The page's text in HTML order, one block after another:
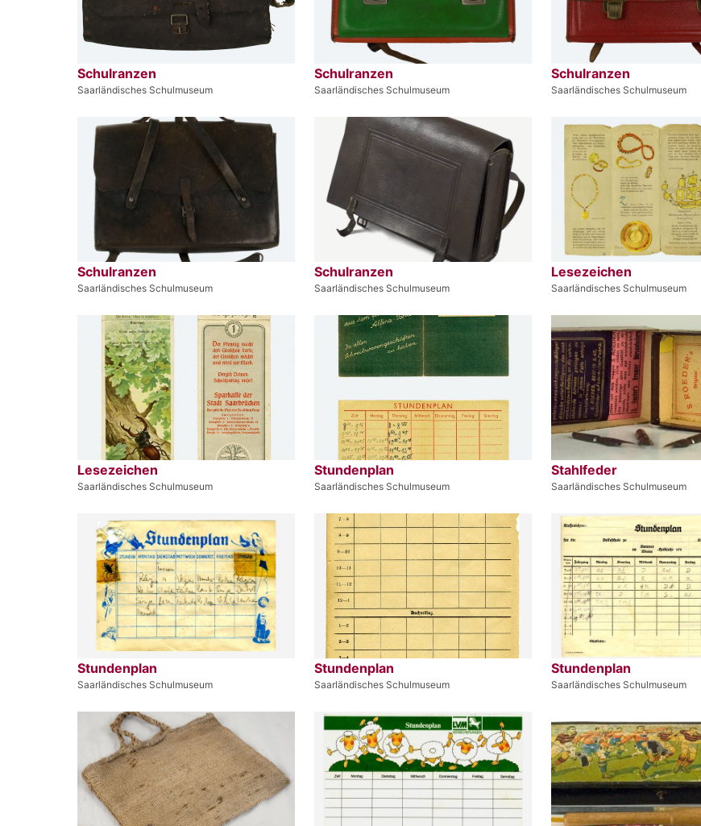
Schulranzen
Saarländisches Schulmuseum
Schulranzen
Saarländisches Schulmuseum
Schulranzen
Saarländisches Schulmuseum
Schulranzen
Saarländisches Schulmuseum
Schulranzen
Saarländisches Schulmuseum
Lesezeichen
Saarländisches Schulmuseum
Lesezeichen
Saarländisches Schulmuseum
Stundenplan
Saarländisches Schulmuseum
Stahlfeder
Saarländisches Schulmuseum
Stundenplan
Saarländisches Schulmuseum
Stundenplan
Saarländisches Schulmuseum
Stundenplan
Saarländisches Schulmuseum